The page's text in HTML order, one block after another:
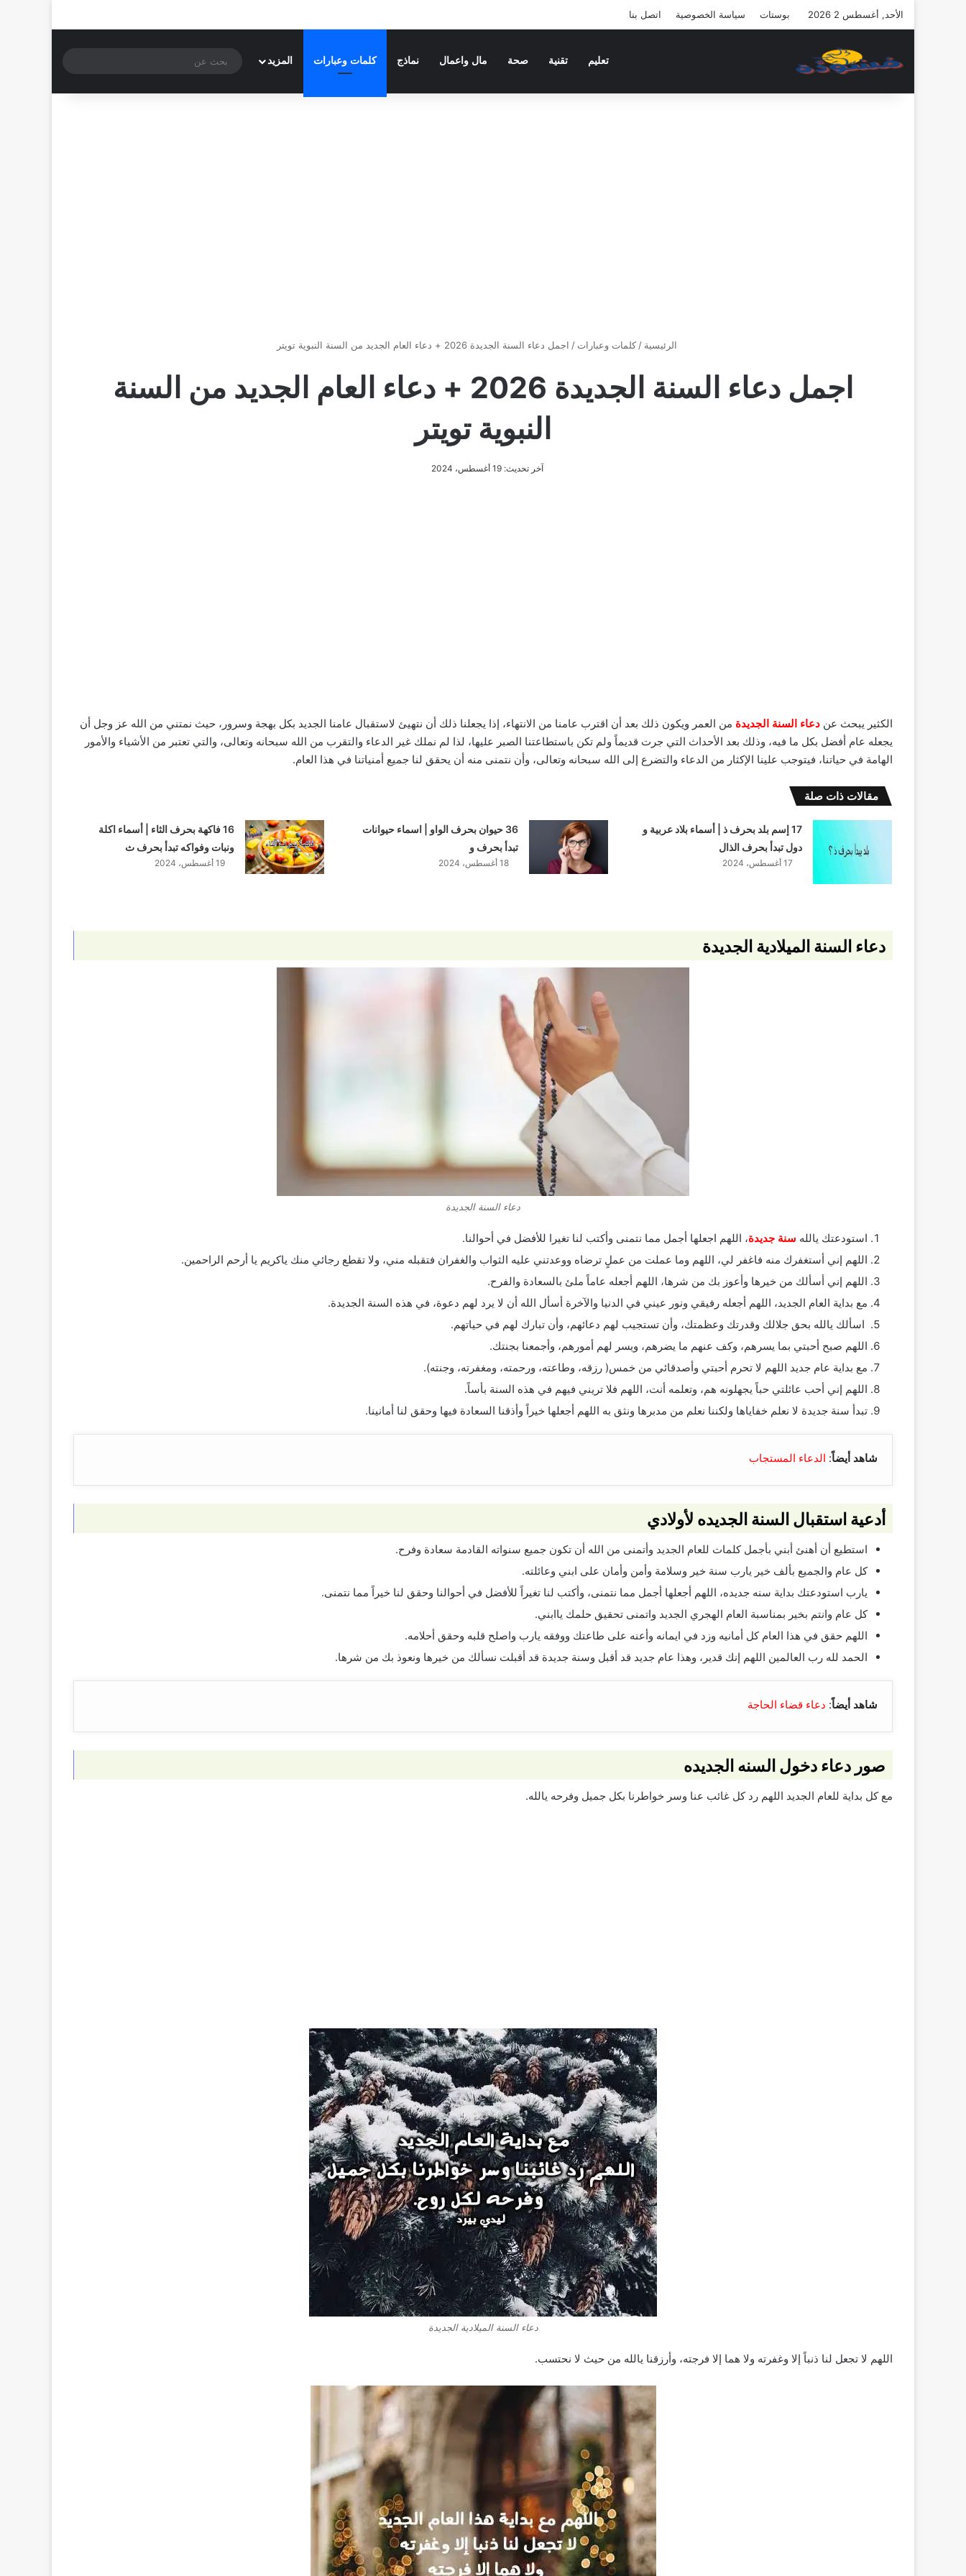
الأحد, أغسطس 2 2026 بوستات سياسة الخصوصية اتصل بنا
تعليم تقنية صحة مال واعمال نماذج كلمات وعبارات المزيد
الرئيسية / كلمات وعبارات / اجمل دعاء السنة الجديدة 2026 + دعاء العام الجديد من السنة النبوية تويتر
اجمل دعاء السنة الجديدة 2026 + دعاء العام الجديد من السنة
النبوية تويتر
آخر تحديث: 19 أغسطس، 2024
الكثير يبحث عن دعاء السنة الجديدة من العمر ويكون ذلك بعد أن اقترب عامنا من الانتهاء، إذا يجعلنا ذلك أن نتهيئ لاستقبال عامنا الجديد بكل بهجة وسرور، حيث نمتني من الله عز وجل أن
يجعله عام أفضل بكل ما فيه، وذلك بعد الأحداث التي جرت قديماً ولم تكن باستطاعتنا الصبر عليها، لذا لم نملك غير الدعاء والتقرب من الله سبحانه وتعالى، والتي تعتبر من الأشياء والأمور
الهامة في حياتنا، فيتوجب علينا الإكثار من الدعاء والتضرع إلى الله سبحانه وتعالى، وأن نتمنى منه أن يحقق لنا جميع أمنياتنا في هذا العام.
مقالات ذات صلة
17 إسم بلد بحرف ذ | أسماء بلاد عربية و
دول تبدأ بحرف الذال
17 أغسطس، 2024
36 حيوان بحرف الواو | اسماء حيوانات
تبدأ بحرف و
18 أغسطس، 2024
16 فاكهة بحرف الثاء | أسماء اكلة
ونبات وفواكه تبدأ بحرف ث
19 أغسطس، 2024
دعاء السنة الميلادية الجديدة
دعاء السنة الجديدة
استودعتك يالله سنة جديدة، اللهم اجعلها أجمل مما نتمنى وأكتب لنا تغيرا للأفضل في أحوالنا.
اللهم إني أستغفرك منه فاغفر لي، اللهم وما عملت من عملٍ ترضاه ووعدتني عليه الثواب والغفران فتقبله مني، ولا تقطع رجائي منك ياكريم يا أرحم الراحمين.
اللهم إني أسألك من خيرها وأعوز بك من شرها، اللهم أجعله عاماً ملئ بالسعادة والفرح.
مع بداية العام الجديد، اللهم أجعله رفيقي ونور عيني في الدنيا والآخرة أسأل الله أن لا يرد لهم دعوة، في هذه السنة الجديدة.
اسألك يالله بحق جلالك وقدرتك وعظمتك، وأن تستجيب لهم دعائهم، وأن تبارك لهم في حياتهم.
اللهم صبح أحبتي بما يسرهم، وكف عنهم ما يضرهم، ويسر لهم أمورهم، وأجمعنا بجنتك.
مع بداية عام جديد اللهم لا تحرم أحبتي وأصدقائي من خمس( رزقه، وطاعته، ورحمته، ومغفرته، وجنته).
اللهم إني أحب عائلتي حباً يجهلونه هم، وتعلمه أنت، اللهم فلا تريني فيهم في هذه السنة بأساً.
تبدأ سنة جديدة لا نعلم خفاياها ولكننا نعلم من مدبرها ونثق به اللهم أجعلها خيراً وأذقنا السعادة فيها وحقق لنا أمانينا.
شاهد أيضاً: الدعاء المستجاب
أدعية استقبال السنة الجديده لأولادي
استطيع أن أهنئ أبني بأجمل كلمات للعام الجديد وأتمنى من الله أن تكون جميع سنواته القادمة سعادة وفرح.
كل عام والجميع بألف خير يارب سنة خير وسلامة وأمن وأمان على ابني وعائلته.
يارب استودعتك بداية سنه جديده، اللهم أجعلها أجمل مما نتمنى، وأكتب لنا تغيراً للأفضل في أحوالنا وحقق لنا خيراً مما نتمنى.
كل عام وانتم بخير بمناسبة العام الهجري الجديد واتمنى تحقيق حلمك ياابني.
اللهم حقق في هذا العام كل أمانيه وزد في ايمانه وأعنه على طاعتك ووفقه يارب واصلح قلبه وحقق أحلامه.
الحمد لله رب العالمين اللهم إنك قدير، وهذا عام جديد قد أقبل وسنة جديدة قد أقبلت نسألك من خيرها ونعوذ بك من شرها.
شاهد أيضاً: دعاء قضاء الحاجة
صور دعاء دخول السنه الجديده
مع كل بداية للعام الجديد اللهم رد كل غائب عنا وسر خواطرنا بكل جميل وفرحه يالله.
دعاء السنة الميلادية الجديدة
اللهم لا تجعل لنا ذنباً إلا وغفرته ولا هما إلا فرجته، وأرزقنا يالله من حيث لا نحتسب.